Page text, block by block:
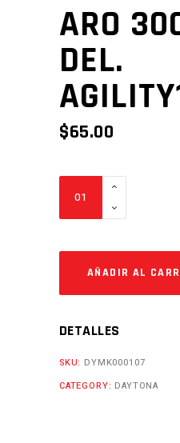
ARO
DEL.
$65.00
AGILITY180
CantidadAÑADIR AL
DETALLES
SKU: DYMK000107
CATEGORY: DAYTONA